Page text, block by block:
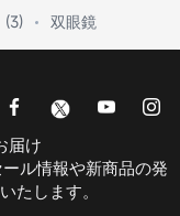
(3) 双眼鏡
届け
ル情報や新商品の発
たします。